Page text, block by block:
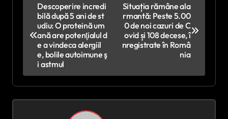
a
r
Descoperire incredi
bilă după 5 ani de st
udiu: O proteină um
ană are potenţialul d
e a vindeca alergiil
e, bolile autoimune ş
i astmul
Situația rămâne ala
rmantă: Peste 5.00
0 de noi cazuri de C
ovid și 108 decese, î
nregistrate în Româ
nia